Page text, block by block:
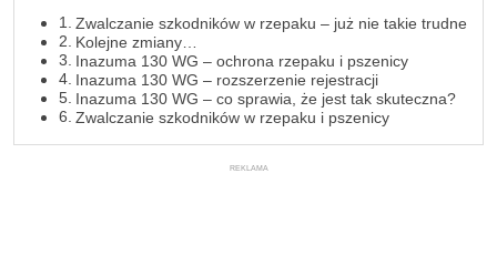
Zwalczanie szkodników w rzepaku – już nie takie trudne
Kolejne zmiany…
Inazuma 130 WG – ochrona rzepaku i pszenicy
Inazuma 130 WG – rozszerzenie rejestracji
Inazuma 130 WG – co sprawia, że jest tak skuteczna?
Zwalczanie szkodników w rzepaku i pszenicy
REKLAMA